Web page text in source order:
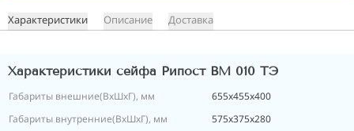
Характеристики Описание Доставка
Характеристики сейфа Рипост ВМ 010 ТЭ
Габариты внешние(ВхШхГ), мм
655х455х400
Габариты внутренние(ВхШхГ), мм
575х375х280